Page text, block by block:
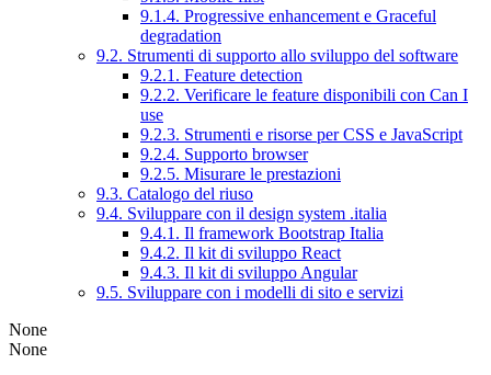
9.1.4. Progressive enhancement e Graceful
degradation
9.2. Strumenti di supporto allo sviluppo del software
9.2.1. Feature detection
9.2.2. Verificare le feature disponibili con Can I
use
9.2.3. Strumenti e risorse per CSS e JavaScript
9.2.4. Supporto browser
9.2.5. Misurare le prestazioni
9.3. Catalogo del riuso
9.4. Sviluppare con il design system .italia
9.4.1. Il framework Bootstrap Italia
9.4.2. Il kit di sviluppo React
9.4.3. Il kit di sviluppo Angular
9.5. Sviluppare con i modelli di sito e servizi
None
None